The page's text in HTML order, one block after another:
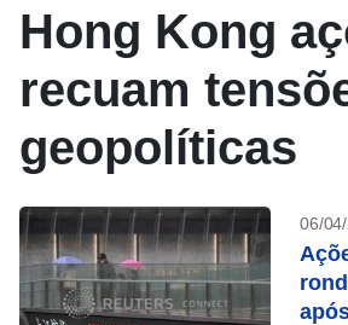
Hong Kong
recuam
geopolíticas
06/